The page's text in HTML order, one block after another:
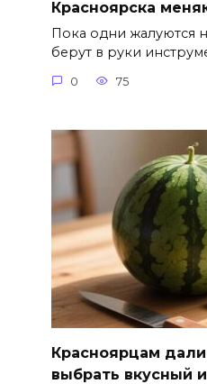
Красноярска
Пока одни жалуются
берут в руки
0 75
Красноярцам дали
выбрать вкусный